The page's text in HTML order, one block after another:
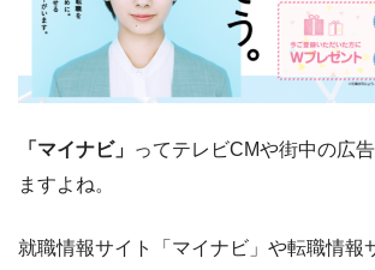
「マイナビ」 ってテレビCMや街中の広
ますよね。
就職情報サイト「マイナビ」や転職情報